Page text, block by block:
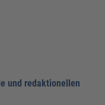
und redaktionellen